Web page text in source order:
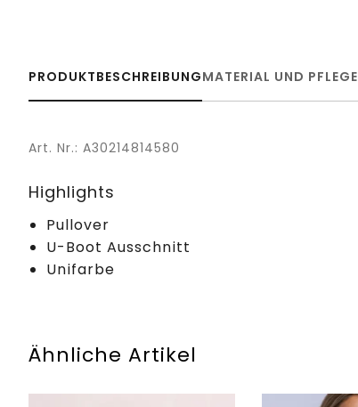
PRODUKTBESCHREIBUNGMATERIAL UND PFLEGE
Art. Nr.: A30214814580
Highlights
Pullover
U-Boot Ausschnitt
Unifarbe
Ähnliche Artikel